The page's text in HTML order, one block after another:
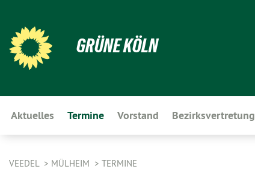
GRÜNE KÖLN
Aktuelles Termine Vorstand Bezirksvertretung
VEEDEL MÜLHEIM TERMINE